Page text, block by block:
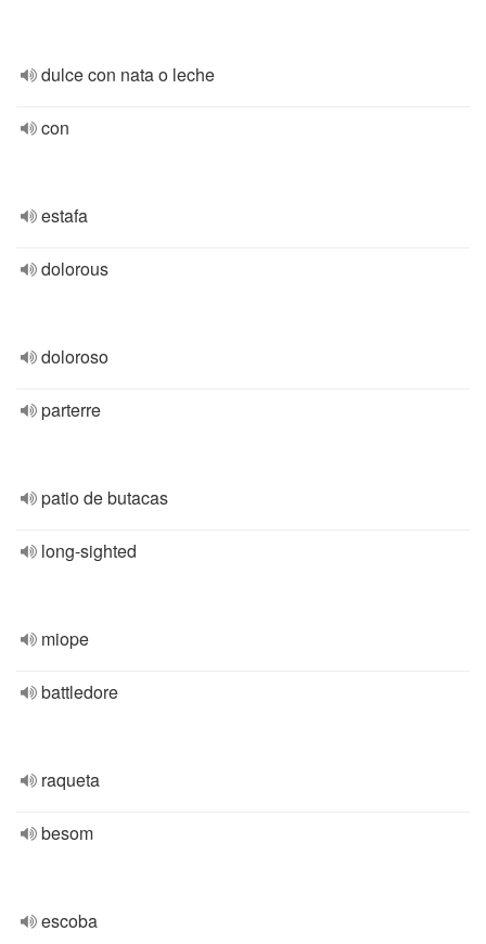
dulce con nata o leche
con
estafa
dolorous
doloroso
parterre
patio de butacas
long-sighted
miope
battledore
raqueta
besom
escoba